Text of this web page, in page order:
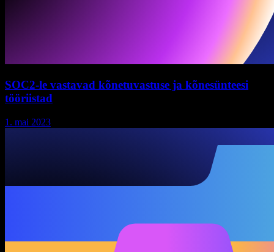
SOC2-le vastavad kõnetuvastuse ja kõnesünteesi
tööriistad
1. mai 2023